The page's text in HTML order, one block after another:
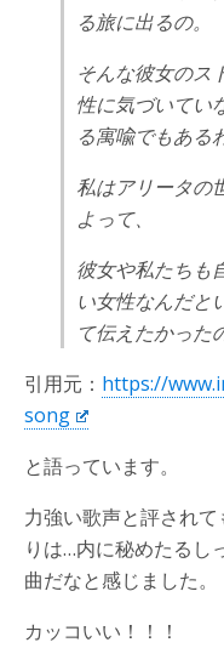
る旅に出るの。
そんな彼女のス
性に気づいてい
る寓喩でもある
私はアリータの
よって、
彼女や私たちも
い女性なんだと
て伝えたかった
引用元： https://
song
と語っています。
力強い歌声と評され
りは…内に秘めたるし
曲だなと感じました。
カッコいい！！！